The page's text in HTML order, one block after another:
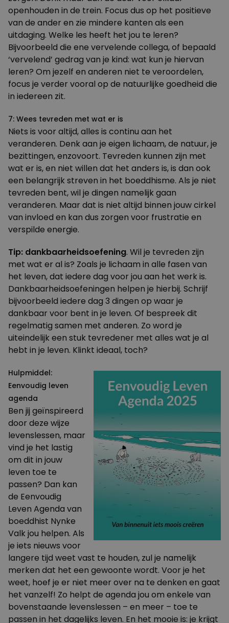
openhouden in de trein. Focus dus op het positieve
van de ander en zie mindere kanten als een
uitdaging. Welke les heeft het jou te leren?
Bijvoorbeeld die ene vervelende collega, of bepaald
‘vervelend’ gedrag van je kind: wat kun je hiervan
leren? Om jezelf en anderen niet te veroordelen,
focus je verder vooral op de natuurlijke goedheid die
in iedereen zit.
7: Wees tevreden met wat er is
Niets is voor altijd, alles is continu aan het
veranderen. Denk aan je eigen lichaam, de natuur, je
bezittingen, enzovoort. Tevreden kunnen zijn met
wat er is, en niet willen dat het anders is, is dan ook
een belangrijk streven in het boeddhisme. Als je niet
tevreden bent, wil je dingen namelijk gaan
veranderen. Maar dat is niet altijd binnen jouwcirkel
van invloed en kan dus zorgen voor frustratie en
verspilde energie.
Tip: dankbaarheidsoefening. Wil je tevreden zijn
met wat er al is? Zoals je lichaam in alle fasen van
het leven, dat iedere dag voor jou aan het werk is.
Dankbaarheidsoefeningen helpen je hierbij. Schrijf
bijvoorbeeld iedere dag 3 dingen op waar je
dankbaar voor bent in je leven. Of bespreek dit
regelmatig samen met anderen. Zo word je
uiteindelijk een stuk tevredener met alles wat je al
hebt in je leven. Klinkt ideaal, toch?
Hulpmiddel:
Eenvoudig leven
agenda
Ben jij geïnspireerd
door deze wijze
levenslessen, maar
vind je het lastig
om dit in jouw
leven toe te
passen? Dan kan
de Eenvoudig
Leven Agenda van
boeddhist Nynke
Valk jou helpen. Als
je iets nieuws voor
langere tijd weet vast te houden, zul je namelijk
merken dat het een gewoonte wordt. Voor je het
weet, hoef je er niet meer over na te denken en gaat
het vanzelf! Zo helpt de agenda jou om enkele van
bovenstaande levenslessen – en meer – toe te
passen in het dagelijks leven. En het mooie is: je krijgt